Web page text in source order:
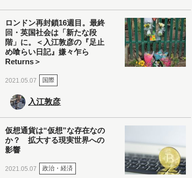
ロンドン再封鎖16週目。最終
回・英国社会は「新たな段
階」に。＜入江敦彦の『足止
め喰らい日記』嫌々乍ら
Returns＞
2021.05.07 国際
入江敦彦
仮想通貨は“仮想”な存在なの
か？ 拡大する現実世界への
影響
2021.05.07 政治・経済